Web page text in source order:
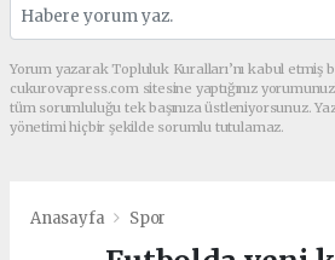
Yorum yazarak Topluluk Kuralları’nı kabul etmiş
cukurovapress.com sitesine yaptığınız
tüm sorumluluğu tek başınıza üstleniyorsunuz.
yönetimi hiçbir şekilde sorumlu tutulamaz.
Anasayfa Spor